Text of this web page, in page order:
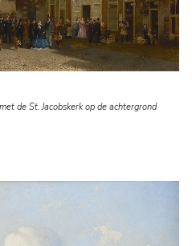
de St. Jacobskerk op de achtergrond